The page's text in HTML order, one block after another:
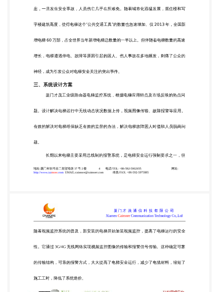
60 万部，占全世界当年新增电梯总数量的一半以
上。但伴随着电梯数量的高速 增长，电梯遭遇停电、
故障等原因引起的困人、伤人事故在多地频发，刺痛
梯监控系统，根据电梯应用特点及市场反映的热点问
题。设计解决电梯运行中无线动态状况数据上传，视
频图像传输、故障报警等应用。 有效的解决对电梯维
保缺乏有效的监督的办法，解决电梯故障困人时值班
人员脱岗问 题。 长期以来电梯主要采用总线制的报
警系统，是电梯安全运行强制要求之一，但 地址:厦
门市软件园二期望海路 37 号 2 楼 4 电话/TEL: +86-
5975885 网址: 厦门才 茂 通 信 科 技 有 限 公 司
Xiamen Caimore Communication Technology Co,.Ltd